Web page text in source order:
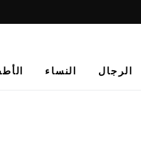
الرجال النساء